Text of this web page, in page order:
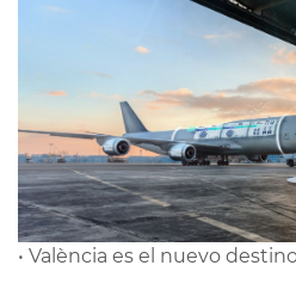
• València es el nuevo